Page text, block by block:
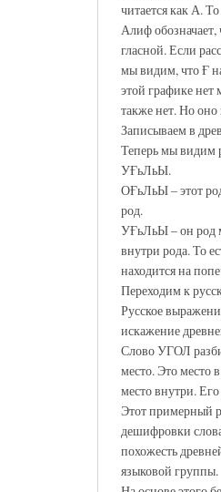
читается как А.
Алиф обозначает,
гласной. Если
мы видим, что Ғ
этой графике нет
также нет. Но
Записываем в
Теперь мы
УҒьЛьЫ.
ОҒьЛьЫ – этот
род.
УҒьЛьЫ – он род
внутри рода. То
находится на
Переходим к
Русское
искажение
Слово УГОЛ
место. Это
место внутри.
Этот примерный
дешифровки
похожесть
языковой группы.